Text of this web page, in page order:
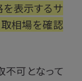
表示するサ
取相場を確認
不可となって